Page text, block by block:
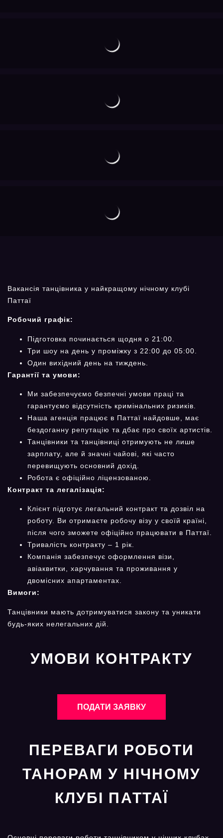
УМОВИ КОНТРАКТУ
Вакансія танцівника у найкращому нічному клубі
Паттаї
Робочий графік:
Підготовка починається щодня о 21:00.
Три шоу на день у проміжку з 22:00 до 05:00.
Один вихідний день на тиждень.
Гарантії та умови:
Ми забезпечуємо безпечні умови праці та
гарантуємо відсутність кримінальних ризиків.
Наша агенція працює в Паттаї найдовше, має
бездоганну репутацію та дбає про своїх артистів.
Танцівники та танцівниці отримують не лише
зарплату, але й значні чайові, які часто
перевищують основний дохід.
Робота є офіційно ліцензованою.
Контракт та легалізація:
Клієнт підготує легальний контракт та дозвіл на
роботу. Ви отримаєте робочу візу у своїй країні,
після чого зможете офіційно працювати в Паттаї.
Тривалість контракту – 1 рік.
Компанія забезпечує оформлення візи,
авіаквитки, харчування та проживання у
двомісних апартаментах.
Вимоги:
Танцівники мають дотримуватися закону та уникати
будь-яких нелегальних дій.
ПОДАТИ ЗАЯВКУ
ПЕРЕВАГИ РОБОТИ
ТАНОРАМ У НІЧНОМУ
КЛУБІ ПАТТАЇ